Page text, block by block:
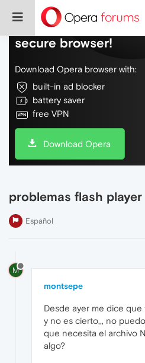
Do more on the web,
secure browser!
Download Opera browser with:
built-in ad blocker
battery saver
free VPN
Download Opera
problemas flash player
Español
M
montsepe
Desde ayer me dice
y no es cierto,,, no
que necesita el archivo
algo?